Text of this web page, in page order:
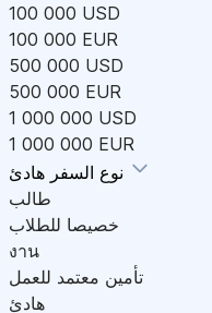
100 000 USD
100 000 EUR
500 000 USD
500 000 EUR
1 000 000 USD
1 000 000 EUR
نوع السفر
طالب
خصيصا للطلاب
งาน
تأمين معتمد للعمل
هادئ